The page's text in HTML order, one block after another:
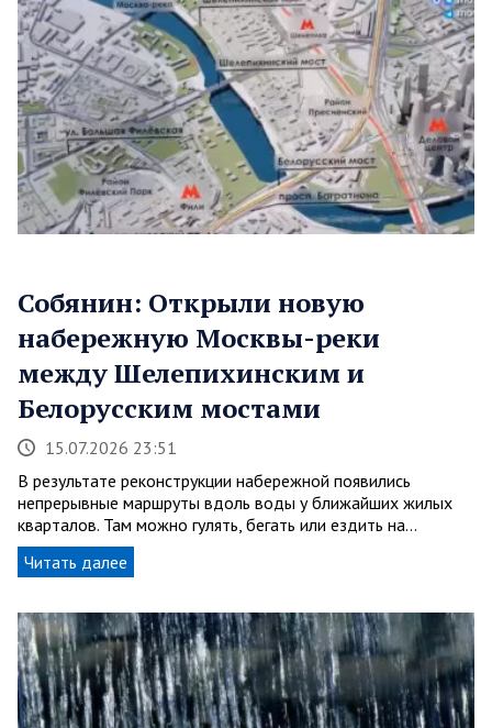
Собянин: Открыли новую
набережную Москвы-реки
между Шелепихинским и
Белорусским мостами
15.07.2026 23:51
В результате реконструкции набережной появились
непрерывные маршруты вдоль воды у ближайших жилых
кварталов. Там можно гулять, бегать или ездить на…
Читать далее